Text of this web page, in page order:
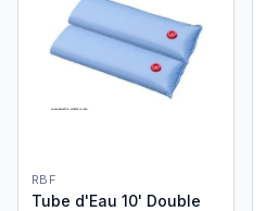
RBF
Tube d'Eau 10' Double